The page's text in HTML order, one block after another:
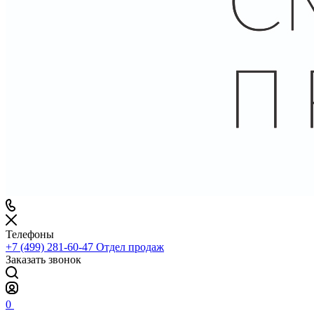
Телефоны
+7 (499) 281-60-47 Отдел продаж
Заказать звонок
0